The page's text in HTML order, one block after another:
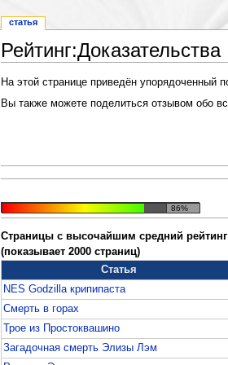
Рейтинг:Доказательства
На этой странице приведён упорядоченный
Вы также можете поделиться отзывом обо
86%
Страницы с высочайшим средний рейтинг
(показывает 2000 страниц)
Статья
NES Godzilla крипипаста
Смерть в горах
Трое из Простоквашино
Загадочная смерть Элизы Лэм
статья